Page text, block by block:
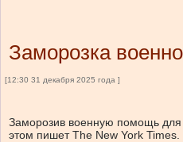
Заморозка
[12:30 31 декабря 2025 года ]
Заморозив военную помощь для
этом пишет The New York Times.